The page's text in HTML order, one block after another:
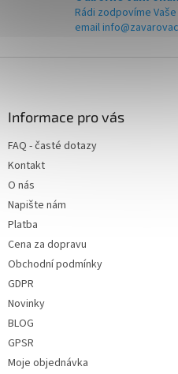
Rádi zodpovíme
email
Informace pro vás
FAQ - časté dotazy
Kontakt
O nás
Napište nám
Platba
Cena za dopravu
Obchodní podmínky
GDPR
Novinky
BLOG
GPSR
Moje objednávka